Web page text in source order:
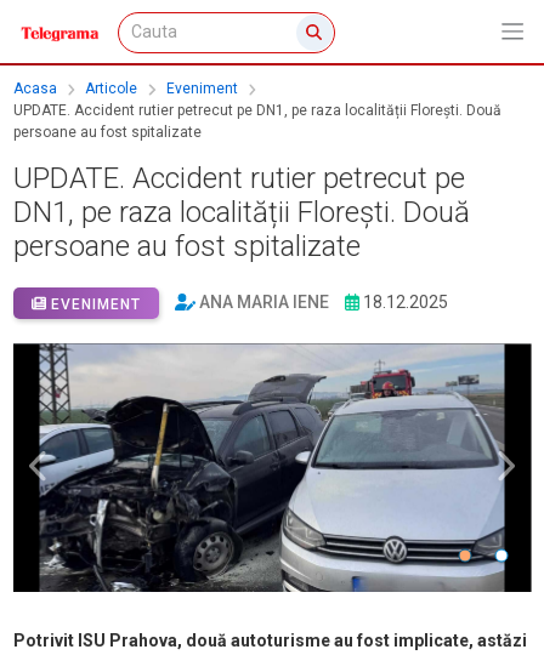
Acasa Articole
Eveniment
UPDATE. Accident rutier petrecut pe DN1, pe raza localității Florești. Două
persoane au fost spitalizate
UPDATE. Accident rutier petrecut pe
DN1, pe raza localității Florești. Două
persoane au fost spitalizate
EVENIMENT ANA MARIA IENE 18.12.2025
Potrivit ISU Prahova, două autoturisme au fost implicate, astăzi